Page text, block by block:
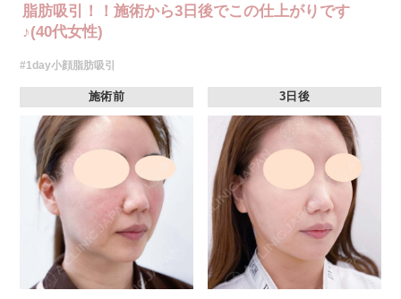
脂肪吸引！！施術から3日後でこの仕上がりです
♪(40代女性)
#1day小顔脂肪吸引
施術前 3日後